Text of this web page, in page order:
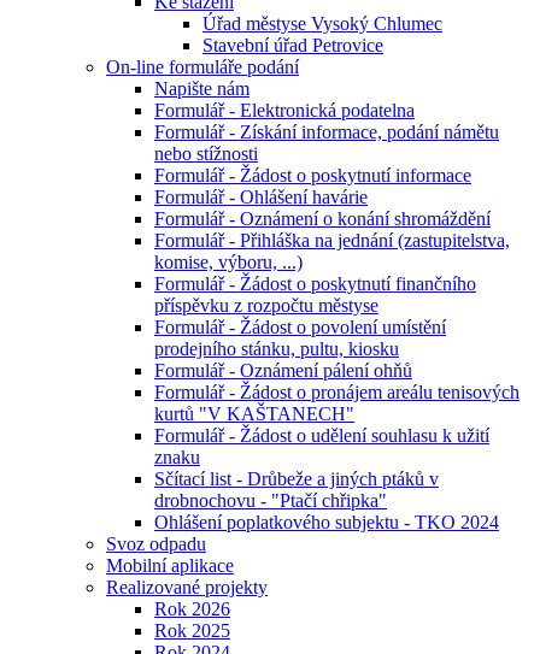
Úřad městyse Vysoký Chlumec
Stavební úřad Petrovice
On-line formuláře podání
Napište nám
Formulář - Elektronická podatelna
Formulář - Získání informace, podání námětu
nebo stížnosti
Formulář - Žádost o poskytnutí informace
Formulář - Ohlášení havárie
Formulář - Oznámení o konání shromáždění
Formulář - Přihláška na jednání (zastupitelstva,
komise, výboru, ...)
Formulář - Žádost o poskytnutí finančního
příspěvku z rozpočtu městyse
Formulář - Žádost o povolení umístění
prodejního stánku, pultu, kiosku
Formulář - Oznámení pálení ohňů
Formulář - Žádost o pronájem areálu tenisových
kurtů "V KAŠTANECH"
Formulář - Žádost o udělení souhlasu k užití
znaku
Sčítací list - Drůbeže a jiných ptáků v
drobnochovu - "Ptačí chřipka"
Ohlášení poplatkového subjektu - TKO 2024
Svoz odpadu
Mobilní aplikace
Realizované projekty
Rok 2026
Rok 2025